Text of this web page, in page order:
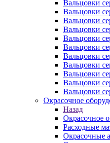
Вальцовки
Вальцовки
Вальцовки
Вальцовки
Вальцовки
Вальцовки
Вальцовки
Вальцовки
Вальцовки
Вальцовки
Вальцовки
Окрасочное
Назад
Окрасочное
Расходные
Окрасочные